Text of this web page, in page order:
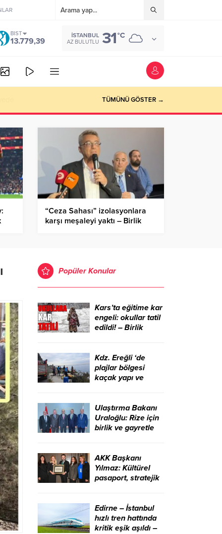
BIST
13.779,39
İSTANBUL
AZ BULUTLU 31°C
TÜMÜNÜ GÖSTER →
“Ceza Sahası” izolasyonlara
karşı meşaleyi yaktı – Birlik
Popüler Konular
Kars’ta eğitime kar
engeli: okullar tatil
edildi! – Birlik
Kdz. Ereğli ‘de
plajlar bölgesi
kaçak yapı ve
Haber Ajansı
Ulaştırma Bakanı
Uraloğlu: Rize için
birlik ve gayretle
Haber Ajansı
AKK Başkanı
Yılmaz: Kültürel
pasaport, stratejik
Haber Ajansı
Edirne – İstanbul
hızlı tren hattında
kritik eşik aşıldı –